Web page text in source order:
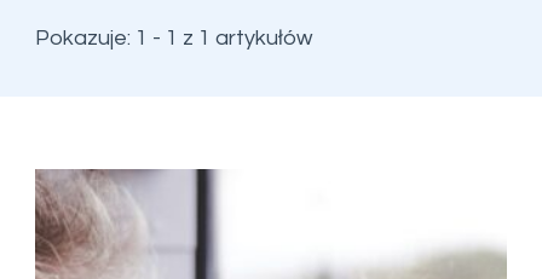
Pokazuje: 1 - 1 z 1 artykułów